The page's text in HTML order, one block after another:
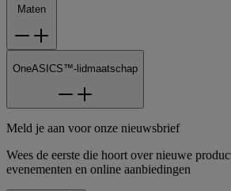
Maten
OneASICS™-lidmaatschap
Meld je aan voor onze nieuwsbrief
Wees de eerste die hoort over nieuwe
evenementen en online aanbiedingen